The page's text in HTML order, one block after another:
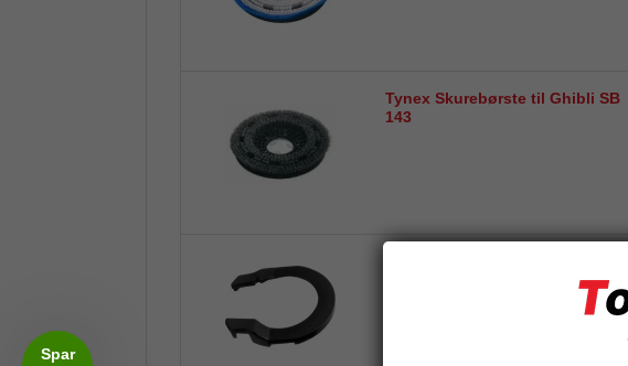
Tynex Skurebørste til Ghibli SB
143
Spar